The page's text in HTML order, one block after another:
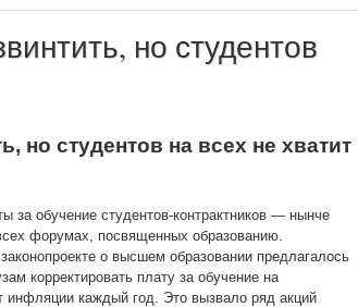
но студентов
но студентов на всех не хватит
за обучение студентов-контрактников — нынче
форумах, посвященных образованию.
о высшем образовании предлагалось
корректировать плату за обучение на
инфляции каждый год. Это вызвало ряд акций